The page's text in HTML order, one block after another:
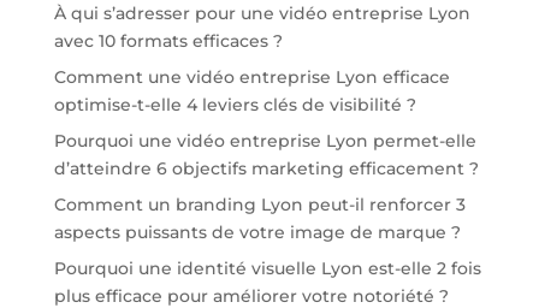
À qui s’adresser pour une vidéo entreprise Lyon
avec 10 formats efficaces ?
Comment une vidéo entreprise Lyon efficace
optimise-t-elle 4 leviers clés de visibilité ?
Pourquoi une vidéo entreprise Lyon permet-elle
d’atteindre 6 objectifs marketing efficacement ?
Comment un branding Lyon peut-il renforcer 3
aspects puissants de votre image de marque ?
Pourquoi une identité visuelle Lyon est-elle 2 fois
plus efficace pour améliorer votre notoriété ?